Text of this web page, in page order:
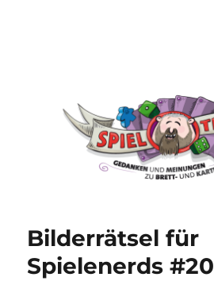
Bilderrätsel für
Spielenerds #20